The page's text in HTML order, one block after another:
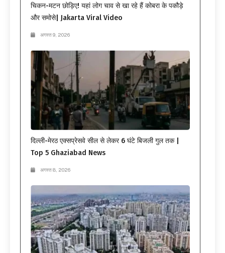
चिकन-मटन छोड़िए! यहां लोग चाव से खा रहे हैं कोबरा के पकौड़े
और समोसे| Jakarta Viral Video
अगस्त 9, 2026
दिल्ली-मेरठ एक्सप्रेसवे सील से लेकर 6 घंटे बिजली गुल तक |
Top 5 Ghaziabad News
अगस्त 8, 2026